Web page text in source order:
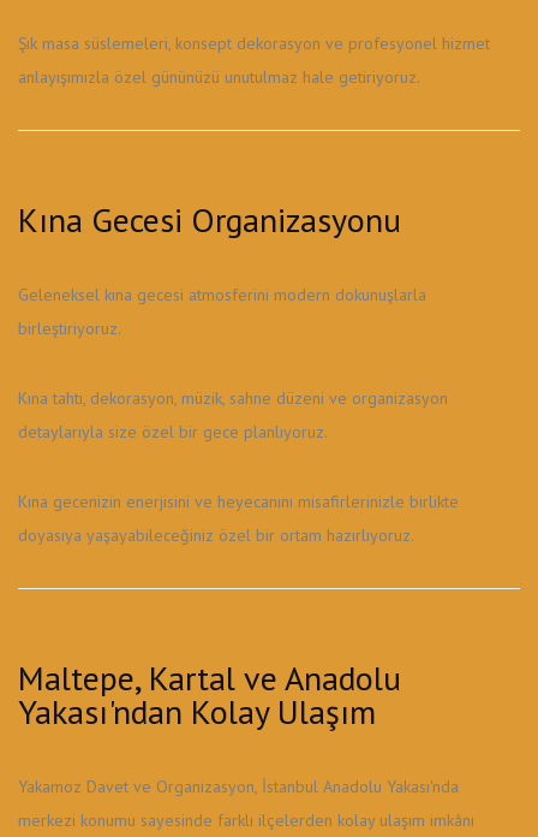
Şık masa süslemeleri, konsept dekorasyon ve profesyonel hizmet
anlayışımızla özel gününüzü unutulmaz hale getiriyoruz.
Kına Gecesi Organizasyonu
Geleneksel kına gecesi atmosferini modern dokunuşlarla
birleştiriyoruz.
Kına tahtı, dekorasyon, müzik, sahne düzeni ve organizasyon
detaylarıyla size özel bir gece planlıyoruz.
Kına gecenizin enerjisini ve heyecanını misafirlerinizle birlikte
doyasıya yaşayabileceğiniz özel bir ortam hazırlıyoruz.
Maltepe, Kartal ve Anadolu
Yakası'ndan Kolay Ulaşım
Yakamoz Davet ve Organizasyon, İstanbul Anadolu Yakası'nda
merkezi konumu sayesinde farklı ilçelerden kolay ulaşım imkânı